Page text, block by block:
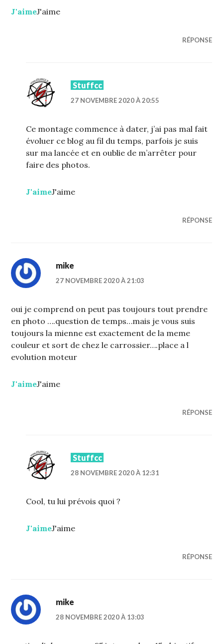
J'aimeJ'aime
RÉPONSE
Stuffcc
27 NOVEMBRE 2020 À 20:55
Ce montage commence à dater, j’ai pas mal fait
évoluer ce blog au fil du temps, parfois je suis
sur ma lancée et en oublie de m’arrêter pour
faire des photos.
J'aimeJ'aime
RÉPONSE
mike
27 NOVEMBRE 2020 À 21:03
oui je comprend on peut pas toujours tout prendre
en photo ….question de temps…mais je vous suis
toujours la mienne est exactement de la meme
couleur et sort de chez le carrossier….place a l
evolution moteur
J'aimeJ'aime
RÉPONSE
Stuffcc
28 NOVEMBRE 2020 À 12:31
Cool, tu lui prévois quoi ?
J'aimeJ'aime
RÉPONSE
mike
28 NOVEMBRE 2020 À 13:03